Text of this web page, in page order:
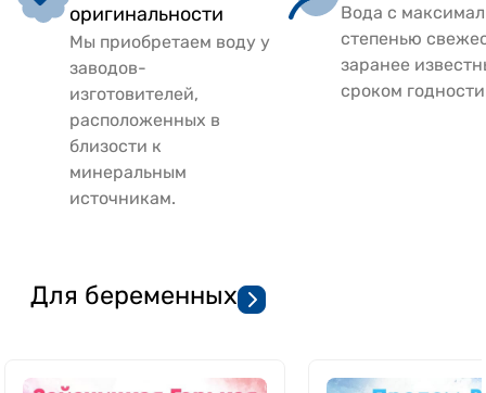
оригинальности
Мы приобретаем воду у
заводов-
изготовителей,
расположенных в
близости к
минеральным
источникам.
Вода с
степенью
заранее
сроком
Для беременных